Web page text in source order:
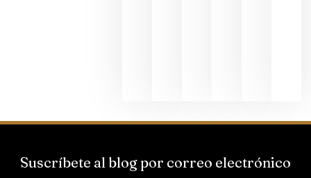
Suscríbete al blog por correo electrónico